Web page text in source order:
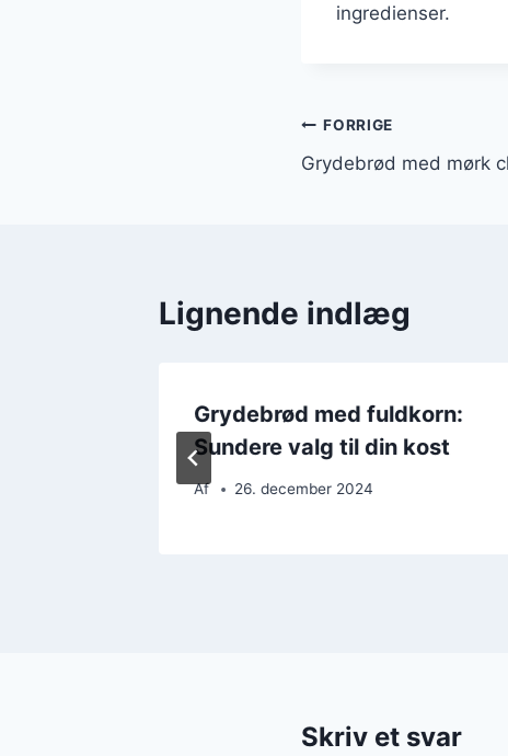
ingredienser.
FORRIGE
Grydebrød med mørk
Lignende indlæg
Grydebrød med fuldkorn:
Sundere valg til din kost
Af 26. december 2024
Skriv et svar